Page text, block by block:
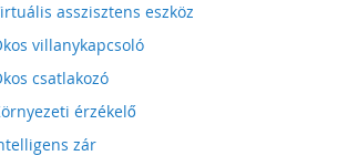
asszisztens eszköz
villanykapcsoló
csatlakozó
érzékelő
zár